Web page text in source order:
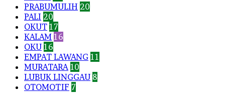
PRABUMULIH 20
PALI 20
OKUT 17
KALAM 16
OKU 16
EMPAT LAWANG 11
MURATARA 10
LUBUK LINGGAU 8
OTOMOTIF 7